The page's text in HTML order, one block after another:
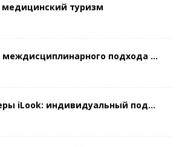
медицинский туризм
междисциплинарного подхода ...
iLook: индивидуальный под...